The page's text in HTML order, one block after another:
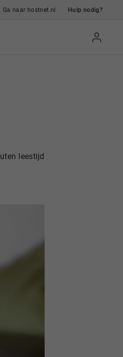
Ga naar hostnet.nl Hulp nodig?
uten leestijd